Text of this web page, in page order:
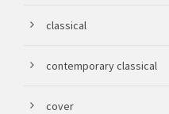
classical
contemporary classical
cover